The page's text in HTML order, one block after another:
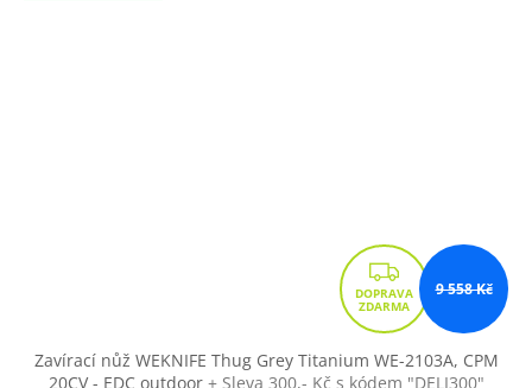
Z
D
A
R
9 558 Kč
Zavírací nůž WEKNIFE Thug Grey Titanium WE-2103A, CPM
20CV - EDC outdoor + Sleva 300,- Kč s kódem "DELI300"